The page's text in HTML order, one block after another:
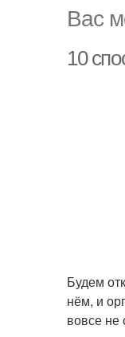
Вас
10
Будем
нём, и
вовсе не